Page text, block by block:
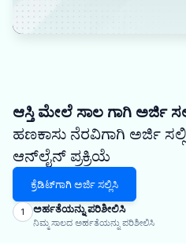
ಆಸ್ತಿ ಮೇಲೆ ಸಾಲ ಗಾಗಿ ಅರ್ಜಿ
ಹಣಕಾಸು ನೆರವಿಗಾಗಿ ಅರ್ಜಿ
ಆನ್‌ಲೈನ್ ಪ್ರಕ್ರಿಯೆ
ಕ್ರೆಡಿಟ್‌ಗಾಗಿ ಅರ್ಜಿ ಸಲ್ಲಿಸಿ
1 ಅರ್ಹತೆಯನ್ನು ಪರಿಶೀಲಿಸಿ
ನಿಮ್ಮ ಸಾಲದ ಅರ್ಹತೆಯನ್ನು ಪರಿಶೀಲಿಸಿ